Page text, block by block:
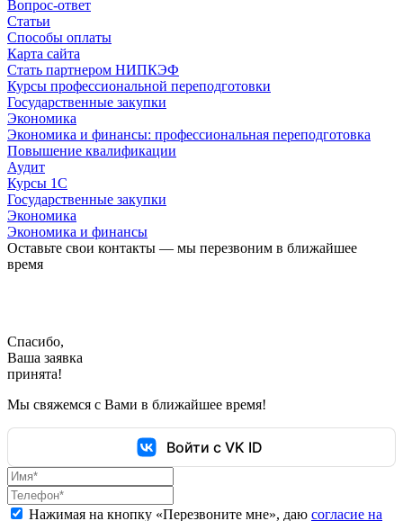
Вопрос-ответ
Статьи
Способы оплаты
Карта сайта
Стать партнером НИПКЭФ
Курсы профессиональной переподготовки
Государственные закупки
Экономика
Экономика и финансы: профессиональная переподготовка
Повышение квалификации
Аудит
Курсы 1С
Государственные закупки
Экономика
Экономика и финансы
Оставьте свои контакты — мы перезвоним в ближайшее
время
Спасибо,
Ваша заявка
принята!
Мы свяжемся с Вами в ближайшее время!
Войти с VK ID
Нажимая на кнопку «Перезвоните мне», даю согласие на